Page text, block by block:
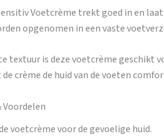
Voetcrème trekt goed in en
opgenomen in een vaste
textuur is deze voetcrème
crème de huid van de voeten
Voordelen
voetcrème voor de gevoelige huid.